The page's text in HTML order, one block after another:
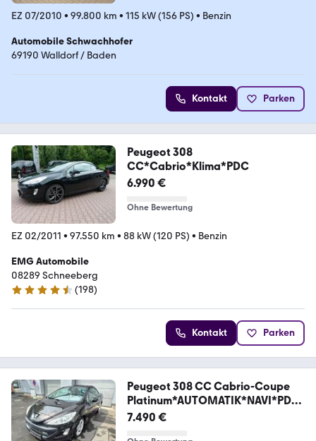
EZ 07/2010 • 99.800 km • 115 kW (156 PS) • Benzin
Automobile Schwachhofer
69190 Walldorf / Baden
Kontakt Parken
Peugeot 308
CC*Cabrio*Klima*PDC
6.990 €
Ohne Bewertung
EZ 02/2011 • 97.550 km • 88 kW (120 PS) • Benzin
EMG Automobile
08289 Schneeberg
4.4 Sterne
(198)
Kontakt Parken
Peugeot 308 CC Cabrio-Coupe
Platinum*AUTOMATIK*NAVI*PDC
*
7.490 €